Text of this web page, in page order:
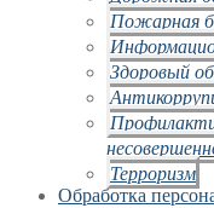
Пожарная
Здоровый
Терроризм
Обработка